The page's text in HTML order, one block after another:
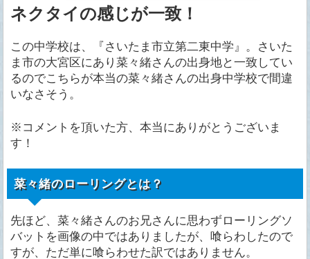
ネクタイの感じが一致！
この中学校は、『さいたま市立第二東中学』。さいた
ま市の大宮区にあり菜々緒さんの出身地と一致してい
るのでこちらが本当の菜々緒さんの出身中学校で間違
いなさそう。
※コメントを頂いた方、本当にありがとうございま
す！
菜々緒のローリングとは？
先ほど、菜々緒さんのお兄さんに思わずローリングソ
バットを画像の中ではありましたが、喰らわしたので
すが、ただ単に喰らわせた訳ではありません。